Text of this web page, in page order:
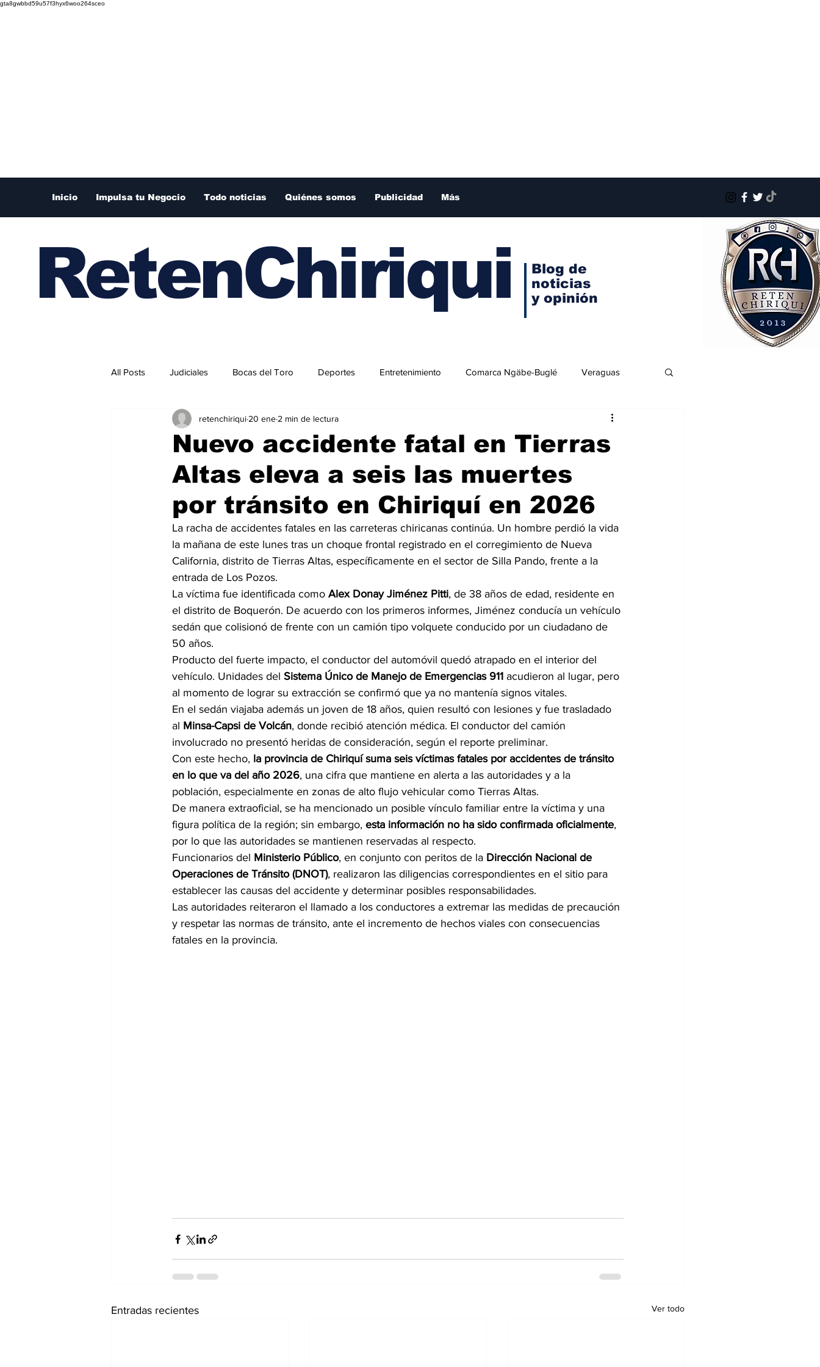
gta8gwbbd59u57f3hyx6woo264sceo
Inicio Impulsa tu Negocio Todo noticias Quiénes somos Publicidad Más
RetenChiriqui
Blog de
noticias
y opinión
All Posts Judiciales Bocas del Toro Deportes Entretenimiento Comarca Ngäbe-Buglé Veraguas
Internacionales
Nuevo accidente fatal en Tierras
Altas eleva a seis las muertes
por tránsito en Chiriquí en 2026
retenchiriqui 20 ene 2 min de lectura
La racha de accidentes fatales en las carreteras chiricanas continúa. Un hombre perdió la vida
la mañana de este lunes tras un choque frontal registrado en el corregimiento de Nueva
California, distrito de Tierras Altas, específicamente en el sector de Silla Pando, frente a la
entrada de Los Pozos.
La víctima fue identificada como Alex Donay Jiménez Pitti, de 38 años de edad, residente en
el distrito de Boquerón. De acuerdo con los primeros informes, Jiménez conducía un vehículo
sedán que colisionó de frente con un camión tipo volquete conducido por un ciudadano de
50 años.
Producto del fuerte impacto, el conductor del automóvil quedó atrapado en el interior del
vehículo. Unidades del Sistema Único de Manejo de Emergencias 911 acudieron al lugar, pero
al momento de lograr su extracción se confirmó que ya no mantenía signos vitales.
En el sedán viajaba además un joven de 18 años, quien resultó con lesiones y fue trasladado
al Minsa-Capsi de Volcán, donde recibió atención médica. El conductor del camión
involucrado no presentó heridas de consideración, según el reporte preliminar.
Con este hecho, la provincia de Chiriquí suma seis víctimas fatales por accidentes de tránsito
en lo que va del año 2026, una cifra que mantiene en alerta a las autoridades y a la
población, especialmente en zonas de alto flujo vehicular como Tierras Altas.
De manera extraoficial, se ha mencionado un posible vínculo familiar entre la víctima y una
figura política de la región; sin embargo, esta información no ha sido confirmada oficialmente,
por lo que las autoridades se mantienen reservadas al respecto.
Funcionarios del Ministerio Público, en conjunto con peritos de la Dirección Nacional de
Operaciones de Tránsito (DNOT), realizaron las diligencias correspondientes en el sitio para
establecer las causas del accidente y determinar posibles responsabilidades.
Las autoridades reiteraron el llamado a los conductores a extremar las medidas de precaución
y respetar las normas de tránsito, ante el incremento de hechos viales con consecuencias
fatales en la provincia.
Entradas recientes Ver todo